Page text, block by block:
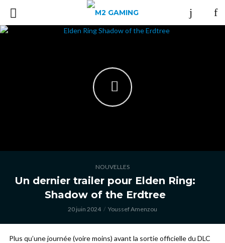
NOUVELLES
Un dernier trailer pour Elden Ring:
Shadow of the Erdtree
20 juin 2024 Youssef Amenzou
Plus qu’une journée (voire moins) avant la sortie officielle du DLC